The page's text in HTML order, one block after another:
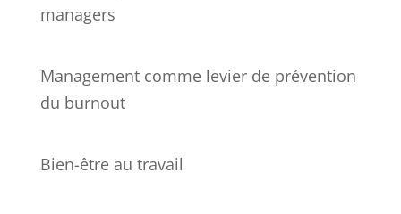
managers
Management comme levier de prévention
du burnout
Bien-être au travail